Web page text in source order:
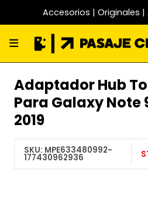
Accesorios | Originales
Adaptador Hub
Para Galaxy Note
2019
SKU: MPE633480992-
177430962936